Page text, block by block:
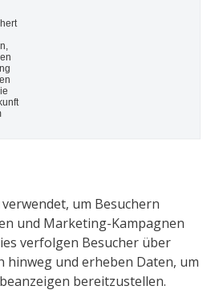
um Besuchern
und Marketing-Kampagnen
verfolgen Besucher über
hinweg und erheben Daten, um
bereitzustellen.